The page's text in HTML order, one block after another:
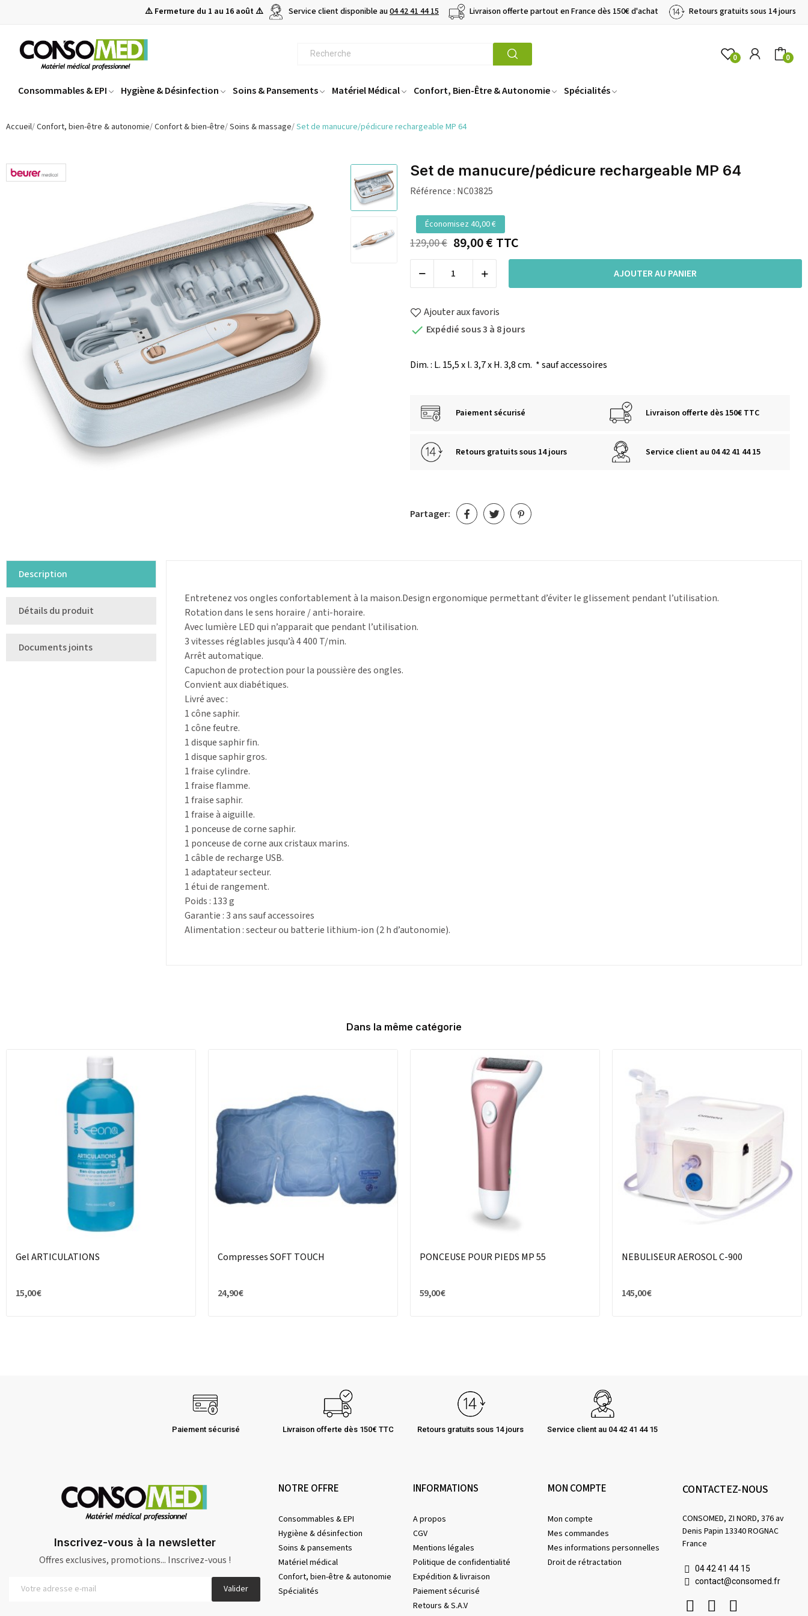
⚠️ Fermeture du 1 au 16 août ⚠️ Service client disponible au04 42 41 44 15 Livraison offerte partout en France dès 150€ d'achat Retours gratuits sous 14 jours
0 0
Consommables & EPI Hygiène & Désinfection Soins & Pansements Matériel Médical Confort, Bien-Être & Autonomie Spécialités
Accueil Confort, bien-être & autonomie Confort & bien-être Soins & massage Set de manucure/pédicure rechargeable MP 64
Set de manucure/pédicure rechargeable MP 64
Référence : NC03825
Économisez 40,00 €
129,00 € 89,00 €TTC
AJOUTER AU PANIER
Ajouter aux favoris
 Expédié sous 3 à 8 jours
Dim. : L. 15,5 x l. 3,7 x H. 3,8 cm. * sauf accessoires
Paiement sécurisé Livraison offerte dès 150€ TTC
Retours gratuits sous 14 jours Service client au 04 42 41 44 15
Partager:
Description
Détails du produit
Documents joints
Entretenez vos ongles confortablement à la maison.Design ergonomique permettant d’éviter le glissement pendant l’utilisation.
Rotation dans le sens horaire / anti-horaire.
Avec lumière LED qui n’apparait que pendant l’utilisation.
3 vitesses réglables jusqu’à 4 400 T/min.
Arrêt automatique.
Capuchon de protection pour la poussière des ongles.
Convient aux diabétiques.
Livré avec :
1 cône saphir.
1 cône feutre.
1 disque saphir fin.
1 disque saphir gros.
1 fraise cylindre.
1 fraise flamme.
1 fraise saphir.
1 fraise à aiguille.
1 ponceuse de corne saphir.
1 ponceuse de corne aux cristaux marins.
1 câble de recharge USB.
1 adaptateur secteur.
1 étui de rangement.
Poids : 133 g
Garantie : 3 ans sauf accessoires
Alimentation : secteur ou batterie lithium-ion (2 h d’autonomie).
Dans la même catégorie
Gel ARTICULATIONS
15,00 €
Compresses SOFT TOUCH
24,90 €
PONCEUSE POUR PIEDS MP 55
59,00 €
NEBULISEUR AEROSOL C-900
145,00 €
Paiement sécurisé Livraison offerte dès 150€ TTC Retours gratuits sous 14 jours Service client au 04 42 41 44 15
Inscrivez-vous à la newsletter
Offres exclusives, promotions... Inscrivez-vous !
Valider
NOTRE OFFRE
Consommables & EPI
Hygiène & désinfection
Soins & pansements
Matériel médical
Confort, bien-être & autonomie
Spécialités
INFORMATIONS
A propos
CGV
Mentions légales
Politique de confidentialité
Expédition & livraison
Paiement sécurisé
Retours & S.A.V
MON COMPTE
Mon compte
Mes commandes
Mes informations personnelles
Droit de rétractation
CONTACTEZ-NOUS
CONSOMED, ZI NORD, 376 av
Denis Papin 13340 ROGNAC
France
04 42 41 44 15
contact@consomed.fr